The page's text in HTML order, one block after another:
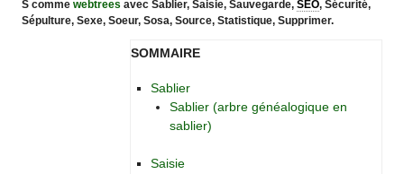
S commewebtrees avec Sablier, Saisie, Sauvegarde,SEO, Sécurité,
Sépulture, Sexe, Soeur, Sosa, Source, Statistique, Supprimer.
SOMMAIRE
Sablier
Sablier (arbre généalogique en
sablier)
Saisie